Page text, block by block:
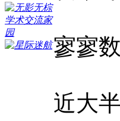
寥寥
近大